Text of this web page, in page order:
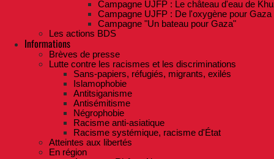
Campagne UJFP : Le château d'eau de
Campagne UJFP : De l'oxygène pour Gaza
Campagne "Un bateau pour Gaza"
Les actions BDS
Informations
Brèves de presse
Lutte contre les racismes et les discriminations
Sans-papiers, réfugiés, migrants, exilés
Islamophobie
Antitsiganisme
Antisémitisme
Négrophobie
Racisme anti-asiatique
Racisme systémique, racisme d'État
Atteintes aux libertés
En région